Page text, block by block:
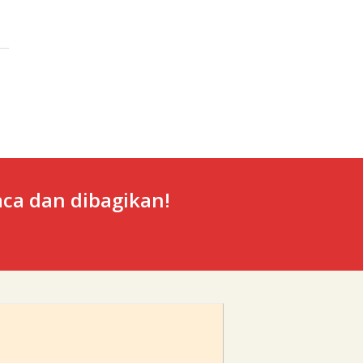
dan dibagikan!